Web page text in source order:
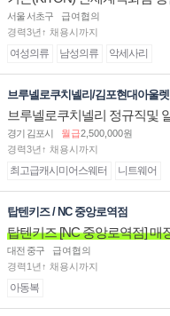
서울 서초구
급여협의
경력3년↑ 채용시까지
여성의류 남성의류 악세사리
브루넬로쿠치넬리/김포현대아울렛
브루넬로쿠치넬리 정규직및
경기 김포시 월급2,500,000원
경력3년↑ 채용시까지
최고급캐시미어스웨터 니트웨어
탑텐키즈 / NC 중앙로역점
탑텐키즈 [NC 중앙로역점] 매
대전 중구
급여협의
경력1년↑ 채용시까지
아동복